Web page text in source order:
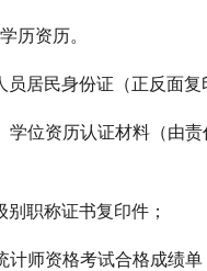
历资历。
员居民身份证（正反面复
学位资历认证材料（由责
别职称证书复印件；
计师资格考试合格成绩